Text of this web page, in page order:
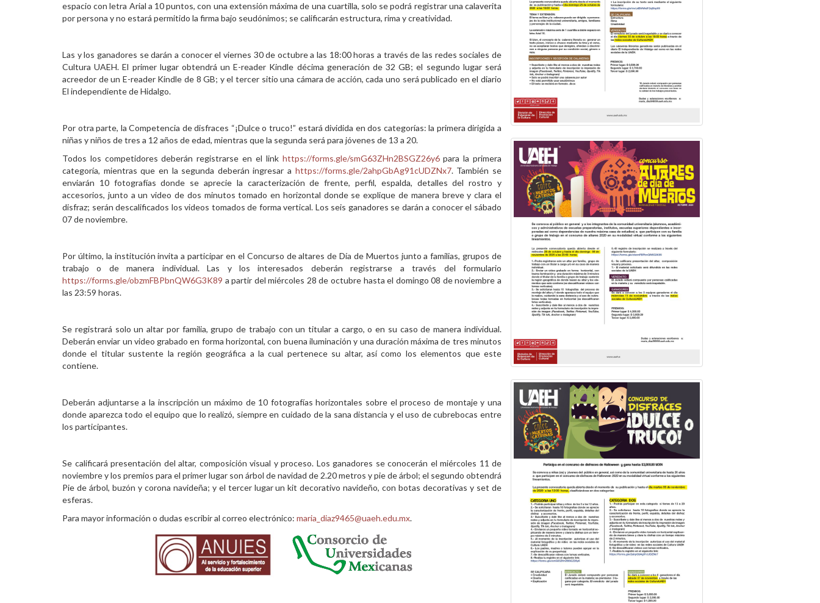
espacio con letra Arial a 10 puntos, con una extensión máxima de una cuartilla, solo se podrá registrar una calaverita
por persona y no estará permitido la firma bajo seudónimos; se calificarán estructura, rima y creatividad.
Las y los ganadores se darán a conocer el viernes 30 de octubre a las 18:00 horas a través de las redes sociales de
Cultura UAEH. El primer lugar obtendrá un E-reader Kindle décima generación de 32 GB; el segundo lugar será
acreedor de un E-reader Kindle de 8 GB; y el tercer sitio una cámara de acción, cada uno será publicado en el diario
El independiente de Hidalgo.
Por otra parte, la Competencia de disfraces “¡Dulce o truco!” estará dividida en dos categorías: la primera dirigida a
niñas y niños de tres a 12 años de edad, mientras que la segunda será para jóvenes de 13 a 20.
Todos los competidores deberán registrarse en el link https://forms.gle/smG63ZHn2BSGZ26y6para la primera
categoría, mientras que en la segunda deberán ingresar a https://forms.gle/2ahpGbAg91cUDZNx7. También se
enviarán 10 fotografías donde se aprecie la caracterización de frente, perfil, espalda, detalles del rostro y
accesorios, junto a un video de dos minutos tomado en horizontal donde se explique de manera breve y clara el
disfraz; serán descalificados los videos tomados de forma vertical. Los seis ganadores se darán a conocer el sábado
07 de noviembre.
Por último, la institución invita a participar en el Concurso de altares de Día de Muertos junto a familias, grupos de
trabajo o de manera individual. Las y los interesados deberán registrarse a través del formulario
https://forms.gle/obzmFBPbnQW6G3K89 a partir del miércoles 28 de octubre hasta el domingo 08 de noviembre a
las 23:59 horas.
Se registrará solo un altar por familia, grupo de trabajo con un titular a cargo, o en su caso de manera individual.
Deberán enviar un video grabado en forma horizontal, con buena iluminación y una duración máxima de tres minutos
donde el titular sustente la región geográfica a la cual pertenece su altar, así como los elementos que este
contiene.
Deberán adjuntarse a la inscripción un máximo de 10 fotografías horizontales sobre el proceso de montaje y una
donde aparezca todo el equipo que lo realizó, siempre en cuidado de la sana distancia y el uso de cubrebocas entre
los participantes.
Se calificará presentación del altar, composición visual y proceso. Los ganadores se conocerán el miércoles 11 de
noviembre y los premios para el primer lugar son árbol de navidad de 2.20 metros y pie de árbol; el segundo obtendrá
Pie de árbol, buzón y corona navideña; y el tercer lugar un kit decorativo navideño, con botas decorativas y set de
esferas.
Para mayor información o dudas escribir al correo electrónico: maria_diaz9465@uaeh.edu.mx.